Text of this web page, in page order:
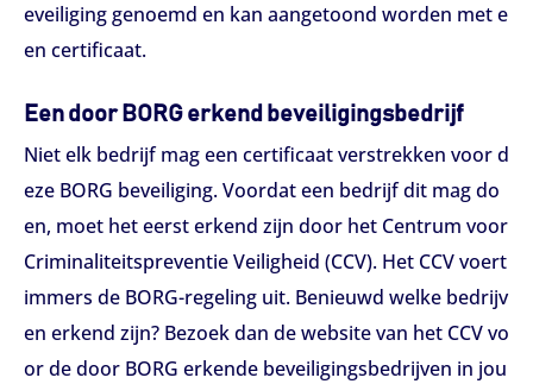
eveiliging genoemd en kan aangetoond worden met e
en certificaat.
Een door BORG erkend beveiligingsbedrijf
Niet elk bedrijf mag een certificaat verstrekken voor d
eze BORG beveiliging. Voordat een bedrijf dit mag do
en, moet het eerst erkend zijn door het Centrum voor
Criminaliteitspreventie Veiligheid (CCV). Het CCV voert
immers de BORG-regeling uit. Benieuwd welke bedrijv
en erkend zijn? Bezoek dan de website van het CCV vo
or de door BORG erkende beveiligingsbedrijven in jou